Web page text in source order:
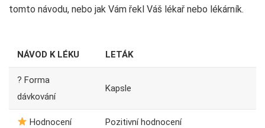
tomto návodu, nebo jak Vám řekl Váš lékař nebo lékárník.
NÁVOD K LÉKU LETÁK
? Forma
dávkování
Kapsle
Hodnocení Pozitivní hodnocení